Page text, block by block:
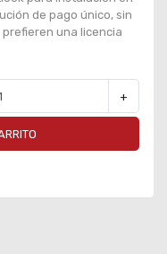
de pago único, sin
una licencia
+